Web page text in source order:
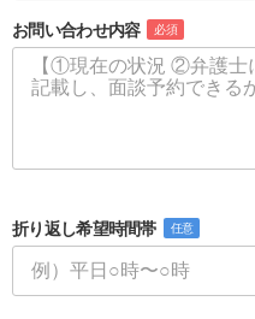
お問い合わせ内容 必須
折り返し希望時間帯 任意